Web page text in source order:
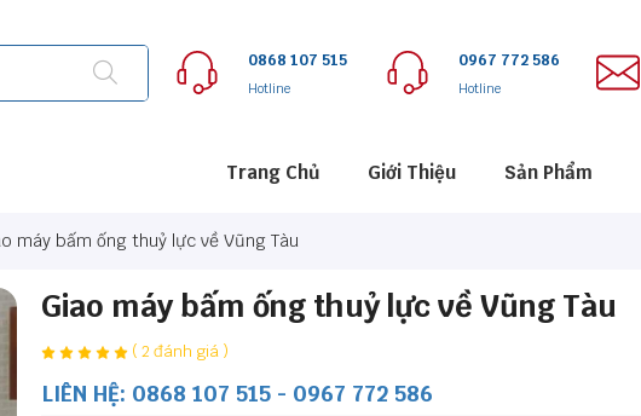
0868 107 515
Hotline
0967 772 586
Hotline
Trang Chủ Giới Thiệu Sản Phẩm
máy bấm ống thuỷ lực về Vũng Tàu
Giao máy bấm ống thuỷ lực về Vũng Tàu
( 2 đánh giá )
LIÊN HỆ: 0868 107 515 - 0967 772 586